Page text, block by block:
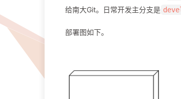
给南大Git。日常开发主分支是
部署图如下。